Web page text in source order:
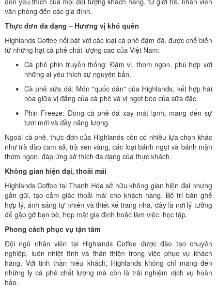
văn phòng đến các gia đình.
Thực đơn đa dạng – Hương vị khó quên
Highlands Coffee nổi bật với các loại cà phê đậm đà, được chế biến
từ những hạt cà phê chất lượng cao của Việt Nam:
Cà phê phin truyền thống: Đậm vị, thơm ngon, phù hợp với
những ai yêu thích sự nguyên bản.
Cà phê sữa đá: Món "quốc dân" của Highlands, kết hợp hài
hòa giữa vị đắng của cà phê và vị ngọt béo của sữa đặc.
Phin Freeze: Dòng cà phê đá xay mát lạnh, mang đến sự
tươi mới và đầy năng lượng.
Ngoài cà phê, thực đơn của Highlands còn có nhiều lựa chọn khác
như trà đào cam sả, trà sen vàng, các loại bánh ngọt và bánh mặn
thơm ngon, đáp ứng sở thích đa dạng của thực khách.
Không gian hiện đại, thoải mái
Highlands Coffee tại Thanh Hóa sở hữu không gian hiện đại nhưng
gần gũi, tạo cảm giác thoải mái cho khách hàng. Bố trí bàn ghế
hợp lý, ánh sáng tự nhiên và thiết kế trang nhã, đây là nơi lý tưởng
để gặp gỡ bạn bè, họp mặt gia đình hoặc làm việc, học tập.
Phong cách phục vụ tận tâm
Đội ngũ nhân viên tại Highlands Coffee được đào tạo chuyên
nghiệp, luôn nhiệt tình và thân thiện trong việc phục vụ khách
hàng. Với tinh thần hiếu khách, Highlands không chỉ mang đến
những ly cà phê chất lượng mà còn là trải nghiệm dịch vụ hoàn
hảo.